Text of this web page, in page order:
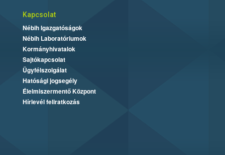
Kapcsolat
Nébih Igazgatóságok
Nébih Laboratóriumok
Kormányhivatalok
Sajtókapcsolat
Ügyfélszolgálat
Hatósági jogsegély
Élelmiszermentő Központ
Hírlevél feliratkozás